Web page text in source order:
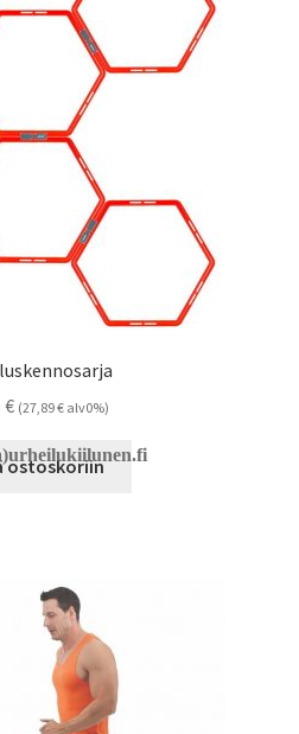
alustat
valinnat
tuotteen
€ (27,89€alv0%)
ostoskoriin